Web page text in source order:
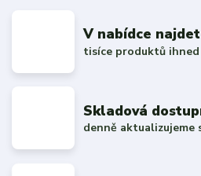
V nabídce
tisíce produktů
Skladová
denně aktualizujeme